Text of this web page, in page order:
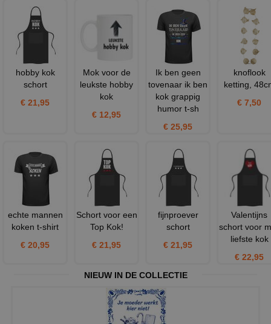
hobby kok
schort
€ 21,95
Mok voor de
leukste hobby
kok
€ 12,95
Ik ben geen
tovenaar ik ben
kok grappig
humor t-sh
€ 25,95
knoflook
ketting,
€ 7,50
echte mannen
koken t-shirt
€ 20,95
Schort voor een
Top Kok!
€ 21,95
fijnproever
schort
€ 21,95
Valentijns
schort voor
liefste kok
€ 22,95
NIEUW IN DE COLLECTIE